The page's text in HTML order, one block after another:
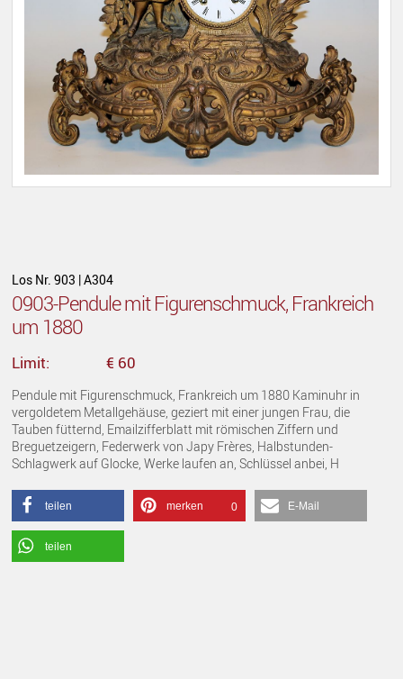
Los Nr. 903 | A304
0903-Pendule mit Figurenschmuck, Frankreich
um 1880
Limit: € 60
Pendule mit Figurenschmuck, Frankreich um 1880 Kaminuhr in
vergoldetem Metallgehäuse, geziert mit einer jungen Frau, die
Tauben fütternd, Emailzifferblatt mit römischen Ziffern und
Breguetzeigern, Federwerk von Japy Frères, Halbstunden-
Schlagwerk auf Glocke, Werke laufen an, Schlüssel anbei, H
teilen merken 0 E-Mail
teilen